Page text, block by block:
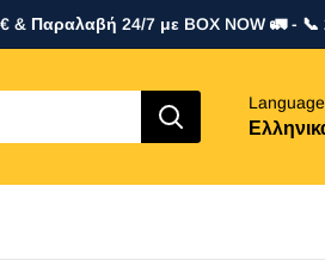
Παραλαβή 24/7 με BOX NOW 🚛 - 📞
Language